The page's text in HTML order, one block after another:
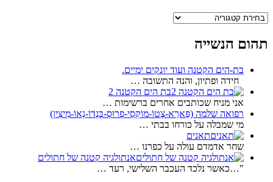
קטגוריות
תהום הנשייה
בת-הים הקטנה ועוד יונקים ימיים.
חידה ופתיון, והנה התשובה …
בת הים הקטנה 2
אני מניח שכותבים אחרים ברשימות …
רפואה שלמה (פַּארַא-צֶטוֹ-מוֹקְסִי-פְרוּסְ-בֶּנְדוֹ-נֵאוֹ-מִיצִין)
מי שמבלה על כורחו בבתי …
תאנים
שחר אדמדם עולה על כפרנו …
אנתולגיה קטנה של חתולים
"…כאשר נלכד העכבר השלישי, רעד …